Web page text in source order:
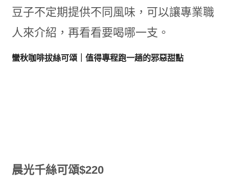
豆子不定期提供不同風味，可以讓專業職
人來介紹，再看看要喝哪一支。
蠻秋咖啡拔絲可頌｜值得專程跑一趟的邪惡甜點
晨光千絲可頌$220